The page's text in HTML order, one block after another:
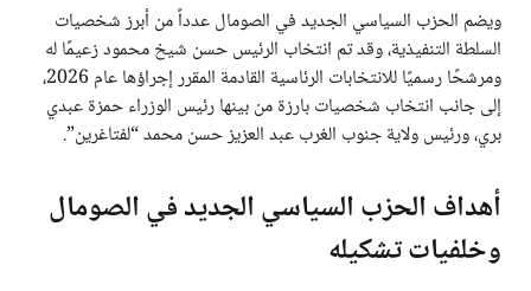
ويضم الحزب السياسي الجديد في الصومال عدداً من أبرز شخصيات
السلطة التنفيذية، وقد تم انتخاب الرئيس حسن شيخ محمود زعيمًا له
ومرشحًا رسميًا للانتخابات الرئاسية القادمة المقرر إجراؤها عام 2026،
إلى جانب انتخاب شخصيات بارزة من بينها رئيس الوزراء حمزة عبدي
بري، ورئيس ولاية جنوب الغرب عبد العزيز حسن محمد “لفتاغرين”.
أهداف الحزب السياسي الجديد في الصومال
وخلفيات تشكيله